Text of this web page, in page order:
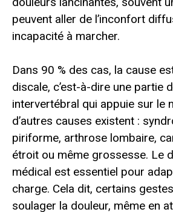
peuvent aller de l’inconfort
incapacité à marcher.
Dans 90 % des cas, la cause
discale, c’est-à-dire une partie
intervertébral qui appuie sur le
d’autres causes existent :
piriforme, arthrose lombaire,
étroit ou même grossesse. Le
médical est essentiel pour
charge. Cela dit, certains
soulager la douleur, même en